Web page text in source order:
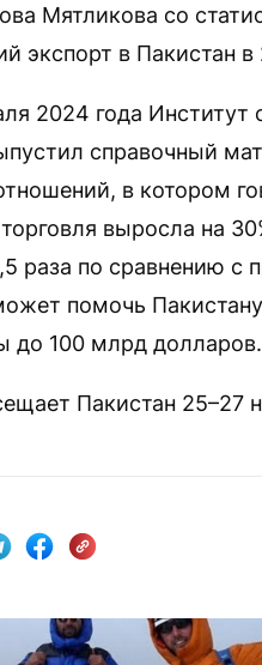
Мятликова со
экспорт в Пакистан
2024 года Институт
справочный
в котором
выросла на
раза по сравнению
помочь
до 100 млрд долларов.
Пакистан 25–27